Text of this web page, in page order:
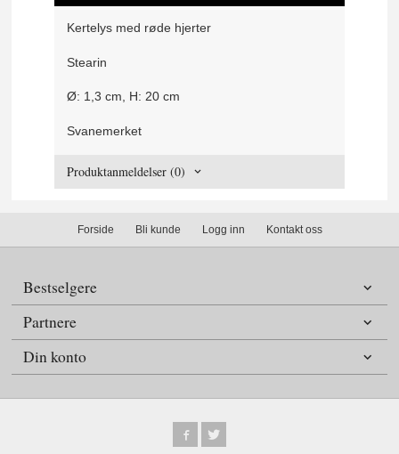
Kertelys med røde hjerter
Stearin
Ø: 1,3 cm, H: 20 cm
Svanemerket
Produktanmeldelser (0)
Forside Bli kunde Logg inn Kontakt oss
Bestselgere
Partnere
Din konto